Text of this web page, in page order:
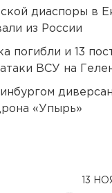
диаспоры в
из России
погибли и 13
атаки ВСУ на
«Упырь»
13